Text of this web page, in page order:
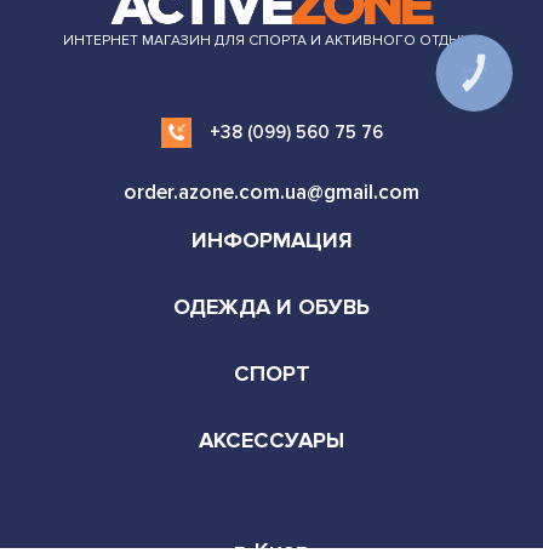
ИНТЕРНЕТ МАГАЗИН ДЛЯ СПОРТА И АКТИВНОГО ОТДЫХА
+38 (099) 560 75 76
order.azone.com.ua@gmail.com
ИНФОРМАЦИЯ
ОДЕЖДА И ОБУВЬ
СПОРТ
АКСЕССУАРЫ
г. Киев